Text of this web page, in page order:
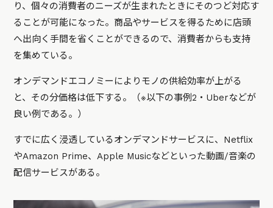
り、個々の消費者のニーズが生まれたときにそのつど対応す
ることが可能になった。商品やサービスを得るために店頭
へ出向く手間を省くことができるので、消費者からも支持
を集めている。
オンデマンドエコノミーによりモノの供給効率が上がる
と、その分価格は低下する。（※以下の事例2・Uberなどが
良い例である。）
すでに広く浸透しているオンデマンドサービスに、Netflix
やAmazon Prime、Apple Musicなどといった動画/音楽の
配信サービスがある。